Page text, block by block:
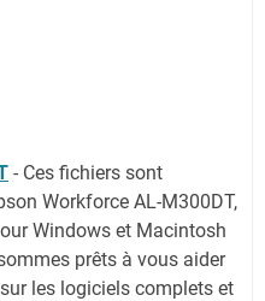
- Ces fichiers sont
Workforce AL-M300DT,
Windows et Macintosh
prêts à vous aider
les logiciels complets et